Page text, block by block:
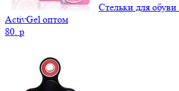
Стельки для
ActivGel оптом
80. p